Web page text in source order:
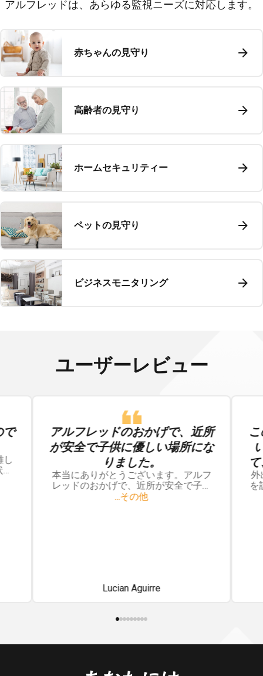
アルフレッドは、あらゆる監視ニーズに対応します。
赤ちゃんの見守り
高齢者の見守り
ホームセキュリティー
ペットの見守り
ビジネスモニタリング
ユーザーレビュー
で
し
アルフレッドのおかげで、近所
が安全で子供に優しい場所にな
りました。
本当にありがとうございます。アルフ
レッドのおかげで、近所が安全で子供
に優しい場所になりました。
...その他
Lucian Aguirre
外
を